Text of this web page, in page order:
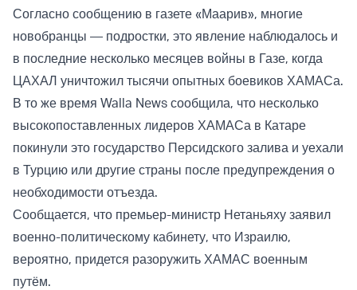
Согласно сообщению в газете «Маарив», многие
новобранцы — подростки, это явление наблюдалось и
в последние несколько месяцев войны в Газе, когда
ЦАХАЛ уничтожил тысячи опытных боевиков ХАМАСа.
В то же время Walla News сообщила, что несколько
высокопоставленных лидеров ХАМАСа в Катаре
покинули это государство Персидского залива и уехали
в Турцию или другие страны после предупреждения о
необходимости отъезда.
Сообщается, что премьер-министр Нетаньяху заявил
военно-политическому кабинету, что Израилю,
вероятно, придется разоружить ХАМАС военным
путём.